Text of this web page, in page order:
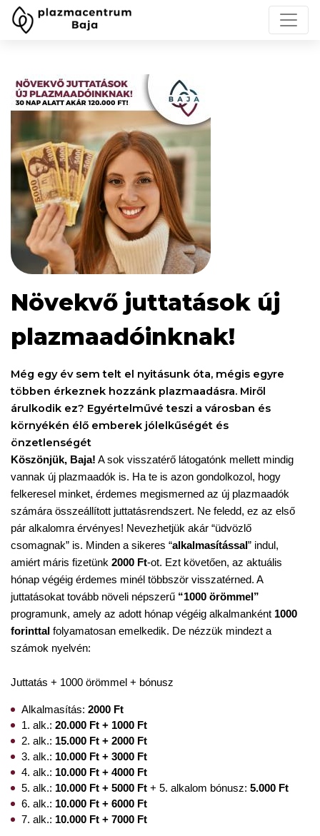
Növekvő juttatások új
plazmaadóinknak!
Még egy év sem telt el nyitásunk óta, mégis egyre
többen érkeznek hozzánk plazmaadásra. Miről
árulkodik ez? Egyértelművé teszi a városban és
környékén élő emberek jólelkűségét és
önzetlenségét
Köszönjük, Baja! A sok visszatérő látogatónk mellett mindig
vannak új plazmaadók is. Ha te is azon gondolkozol, hogy
felkeresel minket, érdemes megismerned az új plazmaadók
számára összeállított juttatásrendszert. Ne feledd, ez az első
pár alkalomra érvényes! Nevezhetjük akár “üdvözlő
csomagnak” is. Minden a sikeres “alkalmasítással” indul,
amiért máris fizetünk 2000 Ft-ot. Ezt követően, az aktuális
hónap végéig érdemes minél többször visszatérned. A
juttatásokat tovább növeli népszerű “1000 örömmel”
programunk, amely az adott hónap végéig alkalmanként 1000
forinttal folyamatosan emelkedik. De nézzük mindezt a
számok nyelvén:
Juttatás + 1000 örömmel + bónusz
Alkalmasítás: 2000 Ft
1. alk.: 20.000 Ft + 1000 Ft
2. alk.: 15.000 Ft + 2000 Ft
3. alk.: 10.000 Ft + 3000 Ft
4. alk.: 10.000 Ft + 4000 Ft
5. alk.: 10.000 Ft + 5000 Ft + 5. alkalom bónusz: 5.000 Ft
6. alk.: 10.000 Ft + 6000 Ft
7. alk.: 10.000 Ft + 7000 Ft